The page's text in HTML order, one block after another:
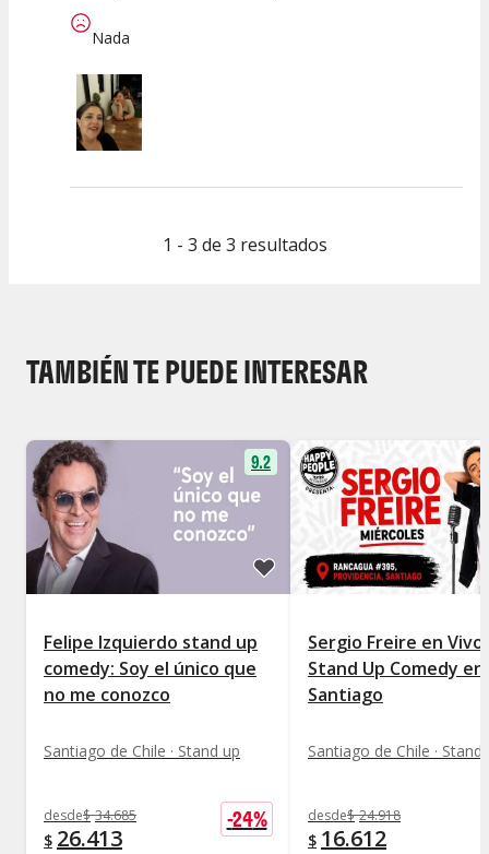
Nada
1 - 3 de 3 resultados
TAMBIÉN TE PUEDE INTERESAR
9.2
Felipe Izquierdo stand up
comedy: Soy el único que
no me conozco
Santiago de Chile · Stand up
desde$ 34.685
$ 26.413
-24%
Sergio Freire en Vivo
Stand Up Comedy en
Santiago
Santiago de Chile · Stand
desde$ 24.918
$ 16.612